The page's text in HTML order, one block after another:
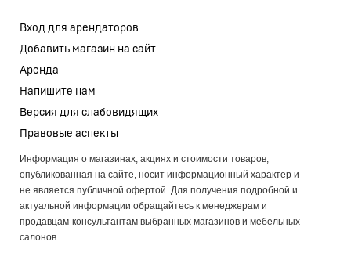
Вход для арендаторов
Добавить магазин на сайт
Аренда
Напишите нам
Версия для слабовидящих
Правовые аспекты
Информация о магазинах, акциях и стоимости товаров,
опубликованная на сайте, носит информационный характер и
не является публичной офертой. Для получения подробной и
актуальной информации обращайтесь к менеджерам и
продавцам-консультантам выбранных магазинов и мебельных
салонов